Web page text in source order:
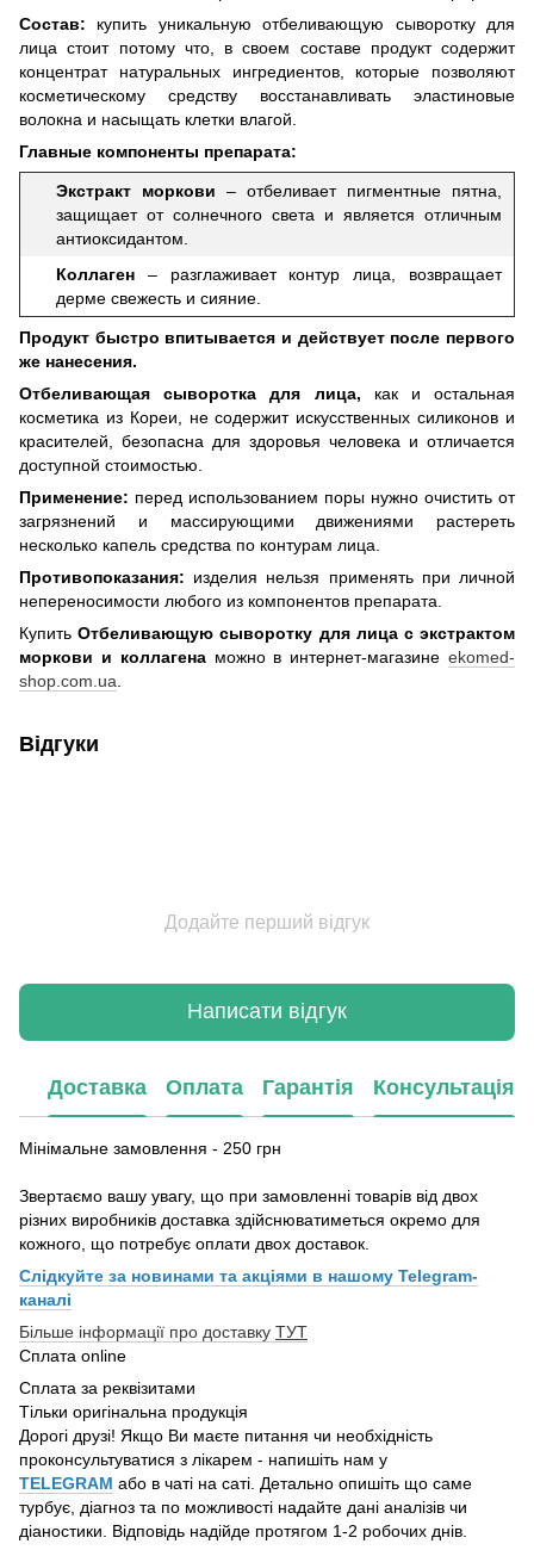
Состав: купить уникальную отбеливающую сыворотку для
лица стоит потому что, в своем составе продукт содержит
концентрат натуральных ингредиентов, которые позволяют
косметическому средству восстанавливать эластиновые
волокна и насыщать клетки влагой.
Главные компоненты препарата:
Экстракт моркови – отбеливает пигментные пятна,
защищает от солнечного света и является отличным
антиоксидантом.
Коллаген – разглаживает контур лица, возвращает
дерме свежесть и сияние.
Продукт быстро впитывается и действует после первого
же нанесения.
Отбеливающая сыворотка для лица, как и остальная
косметика из Кореи, не содержит искусственных силиконов и
красителей, безопасна для здоровья человека и отличается
доступной стоимостью.
Применение: перед использованием поры нужно очистить от
загрязнений и массирующими движениями растереть
несколько капель средства по контурам лица.
Противопоказания: изделия нельзя применять при личной
непереносимости любого из компонентов препарата.
КупитьОтбеливающую сыворотку для лица с экстрактом
моркови и коллагена можно в интернет-магазинеekomed-
shop.com.ua
Відгуки
Додайте перший відгук
Написати відгук
Доставка Оплата Гарантія Консультація
Мінімальне замовлення - 250 грн
Звертаємо вашу увагу, що при замовленні товарів від двох
різних виробників доставка здійснюватиметься окремо для
кожного, що потребує оплати двох доставок.
Слідкуйте за новинами та акціями в нашому Telegram-
каналі
Більше інформації про доставку ТУТ
Сплата online
Сплата за реквізитами
Тільки оригінальна продукція
Дорогі друзі! Якщо Ви маєте питання чи необхідність
проконсультуватися з лікарем - напишіть нам у
TELEGRAM або в чаті на саті. Детально опишіть що саме
турбує, діагноз та по можливості надайте дані аналізів чи
діаностики. Відповідь надійде протягом 1-2 робочих днів.